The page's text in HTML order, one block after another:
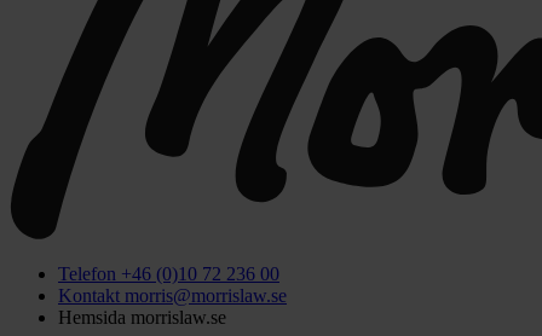
Telefon +46 (0)10 72 236 00
Kontakt morris@morrislaw.se
Hemsida morrislaw.se